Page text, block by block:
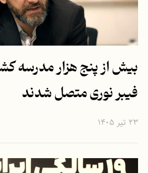
بیش از پنج هزار مدرسه
فیبر نوری متصل شدند
۲۳ تیر ۱۴۰۵